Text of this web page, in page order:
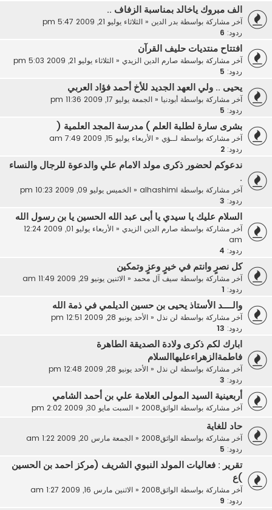
الف مبروك ياخالد بمناسبة الزفاف ..
آخر مشاركة بواسطة بدر الدين« الثلاثاء يوليو 21, 2009 5:47 pm
ردود: 6
افتتاح منتديات حليف القرآن
آخر مشاركة بواسطة صارم الدين الزيدي« الثلاثاء يوليو 21, 2009 5:03 pm
ردود: 5
يحيى .. ولي العهد الجديد للأخ أحمد فؤاد العربي
آخر مشاركة بواسطة أبودنيا« الجمعة يوليو 17, 2009 11:36 pm
ردود: 5
بشرى سارة لطلبة العلم ) مدرسة المجد العلمية (
آخر مشاركة بواسطة لــؤي« الأربعاء يوليو 15, 2009 7:49 am
ردود: 2
ندعوكم لحضور ذكرى مولد الامام علي والدعوة للرجال والنساء
آخر مشاركة بواسطة alhashimi
« الخميس يوليو 09, 2009 10:23 pm
ردود: 3
السلام عليك يا سيدي يا أبى عبد الله الحسين يا بن رسول الله
آخر مشاركة بواسطة صارم الدين الزيدي«
الأربعاء يوليو 01, 2009 12:24
am
ردود: 4
كل نصرٍ وانتم في خيرٍ وعزٍ وتمكين
آخر مشاركة بواسطة سيف آل محمد« الاثنين يونيو 29, 2009 11:49 am
ردود:
والــــد الأستاذ يحيى بن حسين الديلمي في ذمة الله
آخر مشاركة بواسطة لن نذل « الأحد يونيو 28, 2009 12:51 pm
ردود: 13
ابارك لكم ذكرى ولادة الصديقة الطاهرة
فاطمةالزهراءعليهاالسلام
آخر مشاركة بواسطة لن نذل « الأحد يونيو 28, 2009 12:48 pm
ردود: 3
أربعينية السيد المولى العلامة علي بن أحمد الشامي
آخر مشاركة بواسطة الواثق2008 « السبت مايو 30, 2009 2:02 pm
حاد للغاية
آخر مشاركة بواسطة الواثق2008 « الجمعة مارس 20, 2009 1:22 am
ردود: 5
تقرير : فعاليات المولد النبوي الشريف (مركز احمد بن الحسين
)ع
آخر مشاركة بواسطة الواثق2008 « الاثنين مارس 16, 2009 1:27 am
ردود: 9